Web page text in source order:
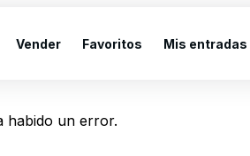
Vender Favoritos Mis entradas
habido un error.